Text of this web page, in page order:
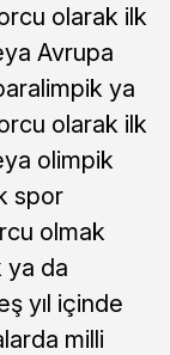
olarak ilk
Avrupa
ya
olarak ilk
olimpik
spor
olmak
ya da
yıl içinde
milli